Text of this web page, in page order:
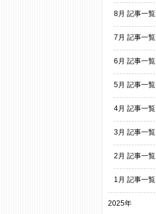
8月 記事一覧
7月 記事一覧
6月 記事一覧
5月 記事一覧
4月 記事一覧
3月 記事一覧
2月 記事一覧
1月 記事一覧
2025年